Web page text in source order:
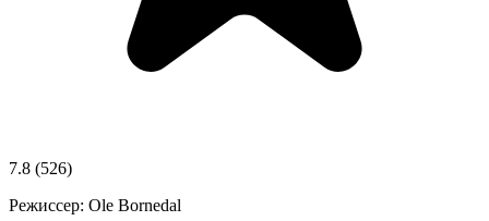
7.8 (526)
Режиссер: Ole Bornedal